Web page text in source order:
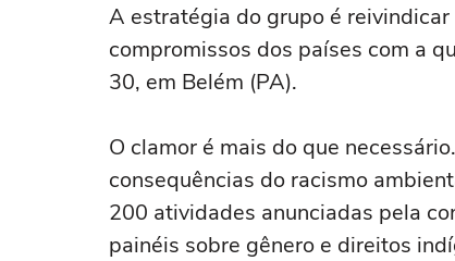
A estratégia do grupo é
compromissos dos países com a
30, em Belém (PA).
O clamor é mais do que
consequências do racismo
200 atividades anunciadas pela
painéis sobre gênero e direitos